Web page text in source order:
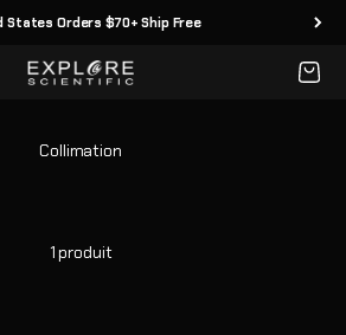
States Orders $70+ Ship Free
Explore Scientific Panier
1 produit